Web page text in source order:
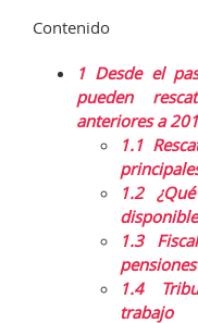
Contenido
1 Desde el
pueden
anteriores a
1.1
1.2¿Qué
1.3
pensiones
1.4
trabajo